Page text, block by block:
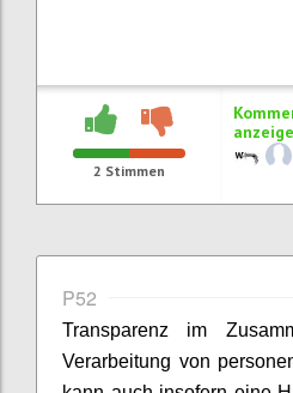
2 Stimmen
P52
Transparenz im
Verarbeitung von